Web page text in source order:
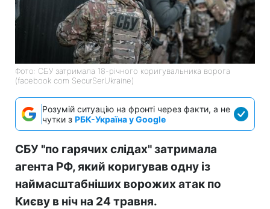
Фото: СБУ затримала 18-річного коригувальника ворога
(facebook com SecurSerUkraine)
Розумій ситуацію на фронті через факти, а не
чутки з РБК-Україна у Google
СБУ "по гарячих слідах" затримала
агента РФ, який коригував одну із
наймасштабніших ворожих атак по
Києву в ніч на 24 травня.